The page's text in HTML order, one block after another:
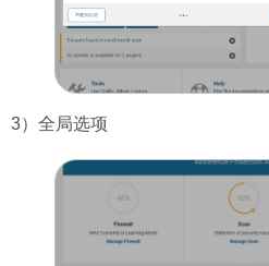
3）全局选项